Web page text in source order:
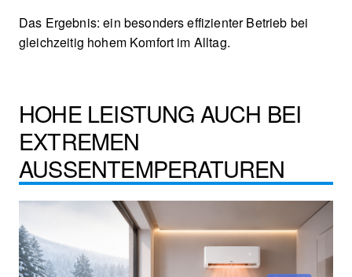
Das Ergebnis: ein besonders effizienter Betrieb bei
gleichzeitig hohem Komfort im Alltag.
HOHE LEISTUNG AUCH BEI
EXTREMEN
AUSSENTEMPERATUREN